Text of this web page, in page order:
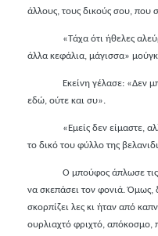
άλλους, τους δικούς σου, που
«Τάχα ότι ήθελες
άλλα κεφάλια, μάγισσα»
Εκείνη γέλασε: «Δεν
εδώ, ούτε και συ».
«Εμείς δεν είμαστε,
το δικό του φύλλο της
Ο μπούφος άπλωσε
να σκεπάσει τον φονιά. Όμως,
σκορπίζει λες κι ήταν από
ουρλιαχτό φριχτό, απόκοσμο,